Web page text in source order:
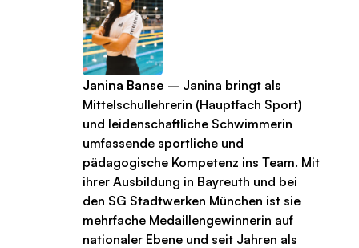
Janina Banse – Janina bringt als
Mittelschullehrerin (Hauptfach Sport)
und leidenschaftliche Schwimmerin
umfassende sportliche und
pädagogische Kompetenz ins Team. Mit
ihrer Ausbildung in Bayreuth und bei
den SG Stadtwerken München ist sie
mehrfache Medaillengewinnerin auf
nationaler Ebene und seit Jahren als